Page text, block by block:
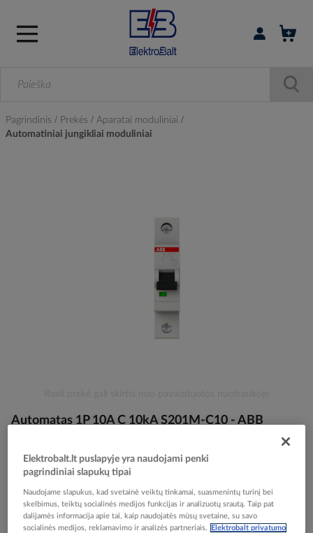
Prisijungti /
Pagrindinis Prekės
Aparatai moduliniai
Automatiniai jungikliai moduliniai
the
the
images
gallery
Automatas 1P 10A C 10kA S201M-C10 - ABB
Elektrobalt prekės kodas
Gamintojo prekės kodas
2CDS271001R0104
Prisijunkite, norėdami pamatyti kainas
Elektrobalt.lt puslapyje yra naudojami penki
pagrindiniai slapukų tipai
Naudojame slapukus, kad svetainė veiktų tinkamai, suasmenintų turinį bei
skelbimus, teiktų socialinės medijos funkcijas ir analizuotų srautą. Taip pat
dalijamės informacija apie tai, kaip naudojatės mūsų svetaine, su savo
socialinės medijos, reklamavimo ir analizės partneriais.
Elektrobalt privatumo